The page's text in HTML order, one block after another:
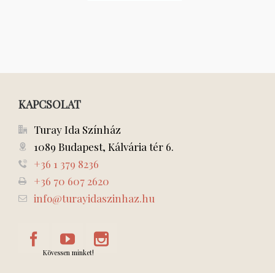
KAPCSOLAT
Turay Ida Színház
1089 Budapest, Kálvária tér 6.
+36 1 379 8236
+36 70 607 2620
info@turayidaszinhaz.hu
Kövessen minket!